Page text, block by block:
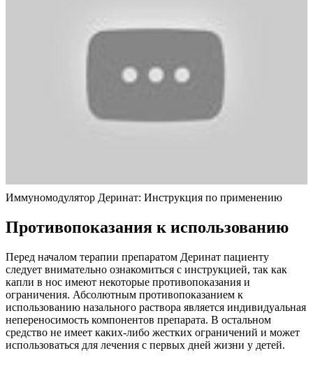
Иммуномодулятор Деринат: Инструкция по применению
Противопоказания к использованию
Перед началом терапии препаратом Деринат пациенту
следует внимательно ознакомиться с инструкцией, так как
капли в нос имеют некоторые противопоказания и
ограничения. Абсолютным противопоказанием к
использованию назального раствора является индивидуальная
непереносимость компонентов препарата. В остальном
средство не имеет каких-либо жестких ограничений и может
использоваться для лечения с первых дней жизни у детей.